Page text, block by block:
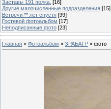
Заставы 191 полка. [16]
Другие малочисленные подразделения [15]
Встречи ** лет спустя [99]
Гостевой фотоальбом [17]
Неподписанные фото [23]
Главная » Фотоальбом » ЗРАБАТР » фото